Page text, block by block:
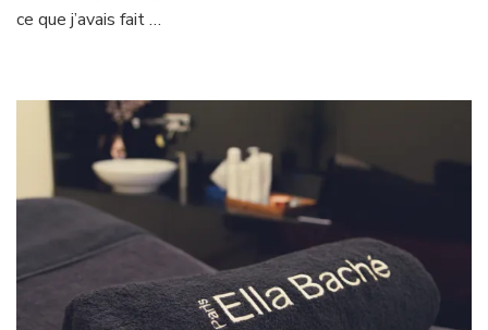
ce que j’avais fait …